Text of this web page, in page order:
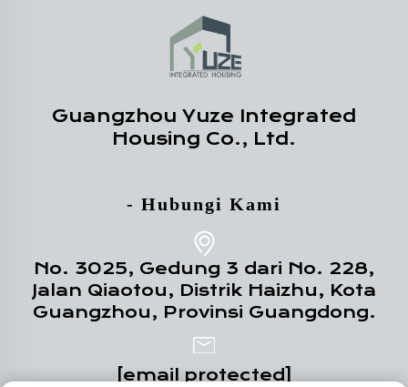
Guangzhou Yuze Integrated
Housing Co., Ltd.
- Hubungi Kami
No. 3025, Gedung 3 dari No. 228,
Jalan Qiaotou, Distrik Haizhu, Kota
Guangzhou, Provinsi Guangdong.
[email protected]